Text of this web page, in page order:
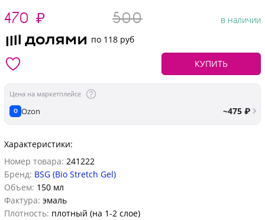
470 ₽ 500
в наличии
по 118 руб
КУПИТЬ
Цена на маркетплейсе
O Ozon ~475 ₽
Характеристики:
Номер товара: 241222
Бренд: BSG (Bio Stretch Gel)
Объем: 150 мл
Фактура: эмаль
Плотность: плотный (на 1-2 слое)